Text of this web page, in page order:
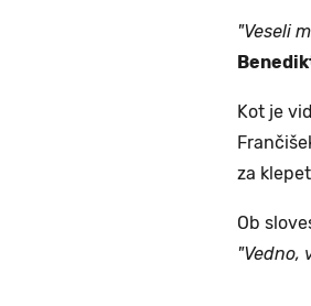
"Veseli
Kot je
za
Ob
"Vedno,